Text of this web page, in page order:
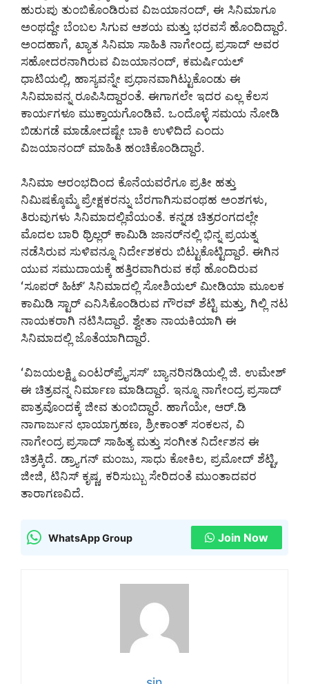
ಹುರುಪು ತುಂಬಿಕೊಂಡಿರುವ ವಿಜಯಾನಂದ್, ಈ ಸಿನಿಮಾಗೂ
ಅಂಥದ್ದೇ ಬೆಂಬಲ ಸಿಗುವ ಆಶಯ ಮತ್ತು ಭರವಸೆ ಹೊಂದಿದ್ದಾರೆ.
ಅಂದಹಾಗೆ, ಖ್ಯಾತ ಸಿನಿಮಾ ಸಾಹಿತಿ ನಾಗೇಂದ್ರ ಪ್ರಸಾದ್ ಅವರ
ಸಹೋದರನಾಗಿರುವ ವಿಜಯಾನಂದ್, ಕಮರ್ಷಿಯಲ್
ಧಾಟಿಯಲ್ಲಿ, ಹಾಸ್ಯವನ್ನೇ ಪ್ರಧಾನವಾಗಿಟ್ಟುಕೊಂಡು ಈ
ಸಿನಿಮಾವನ್ನ ರೂಪಿಸಿದ್ದಾರಂತೆ. ಈಗಾಗಲೇ ಇದರ ಎಲ್ಲ ಕೆಲಸ
ಕಾರ್ಯಗಳೂ ಮುಕ್ತಾಯಗೊಂಡಿವೆ. ಒಂದೊಳ್ಳೆ ಸಮಯ ನೋಡಿ
ಬಿಡುಗಡೆ ಮಾಡೋದಷ್ಟೇ ಬಾಕಿ ಉಳಿದಿದೆ ಎಂದು
ವಿಜಯಾನಂದ್ ಮಾಹಿತಿ ಹಂಚಿಕೊಂಡಿದ್ದಾರೆ.
ಸಿನಿಮಾ ಆರಂಭದಿಂದ ಕೊನೆಯವರೆಗೂ ಪ್ರತೀ ಹತ್ತು
ನಿಮಿಷಕ್ಕೊಮ್ಮೆ ಪ್ರೇಕ್ಷಕರನ್ನು ಬೆರಗಾಗಿಸುವಂಥಹ ಅಂಶಗಳು,
ತಿರುವುಗಳು ಸಿನಿಮಾದಲ್ಲಿವೆಯಂತೆ. ಕನ್ನಡ ಚಿತ್ರರಂಗದಲ್ಲೇ
ಮೊದಲ ಬಾರಿ ಥ್ರಿಲ್ಲರ್ ಕಾಮಿಡಿ ಜಾನರ್‌ನಲ್ಲಿ ಭಿನ್ನ ಪ್ರಯತ್ನ
ನಡೆಸಿರುವ ಸುಳಿವನ್ನೂ ನಿರ್ದೇಶಕರು ಬಿಟ್ಟುಕೊಟ್ಟಿದ್ದಾರೆ. ಈಗಿನ
ಯುವ ಸಮುದಾಯಕ್ಕೆ ಹತ್ತಿರವಾಗಿರುವ ಕಥೆ ಹೊಂದಿರುವ
ʻಸೂಪರ್ ಹಿಟ್’ ಸಿನಿಮಾದಲ್ಲಿ ಸೋಶಿಯಲ್ ಮೀಡಿಯಾ ಮೂಲಕ
ಕಾಮಿಡಿ ಸ್ಟಾರ್ ಎನಿಸಿಕೊಂಡಿರುವ ಗೌರವ್ ಶೆಟ್ಟಿ ಮತ್ತು, ಗಿಲ್ಲಿ ನಟ
ನಾಯಕರಾಗಿ ನಟಿಸಿದ್ದಾರೆ. ಶ್ವೇತಾ ನಾಯಕಿಯಾಗಿ ಈ
ಸಿನಿಮಾದಲ್ಲಿ ಜೊತೆಯಾಗಿದ್ದಾರೆ.
ʻವಿಜಯಲಕ್ಷ್ಮಿ ಎಂಟರ್‌ಪ್ರೈಸಸ್ʼ ಬ್ಯಾನರಿನಡಿಯಲ್ಲಿ ಜಿ. ಉಮೇಶ್
ಈ ಚಿತ್ರವನ್ನ ನಿರ್ಮಾಣ ಮಾಡಿದ್ದಾರೆ. ಇನ್ನೂ ನಾಗೇಂದ್ರ ಪ್ರಸಾದ್
ಪಾತ್ರವೊಂದಕ್ಕೆ ಜೀವ ತುಂಬಿದ್ದಾರೆ. ಹಾಗೆಯೇ, ಆರ್.ಡಿ
ನಾಗಾರ್ಜುನ ಛಾಯಾಗ್ರಹಣ, ಶ್ರೀಕಾಂತ್ ಸಂಕಲನ, ವಿ
ನಾಗೇಂದ್ರ ಪ್ರಸಾದ್ ಸಾಹಿತ್ಯ ಮತ್ತು ಸಂಗೀತ ನಿರ್ದೇಶನ ಈ
ಚಿತ್ರಕ್ಕಿದೆ. ಡ್ರ್ಯಾಗನ್ ಮಂಜು, ಸಾಧು ಕೋಕಿಲ, ಪ್ರಮೋದ್ ಶೆಟ್ಟಿ,
ಜೀಜಿ, ಟಿನಿಸ್ ಕೃಷ್ಣ, ಕರಿಸುಬ್ಬು ಸೇರಿದಂತೆ ಮುಂತಾದವರ
ತಾರಾಗಣವಿದೆ.
WhatsApp Group Join Now